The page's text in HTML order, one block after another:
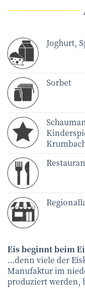
Joghurt,
Sorbet
Eis beginnt beim
…denn viele der
Manufaktur im
produziert werden,